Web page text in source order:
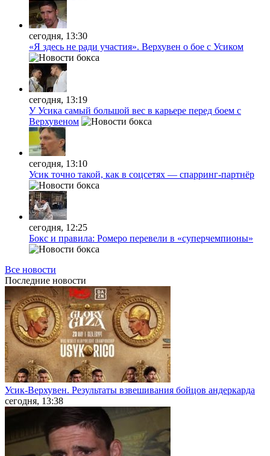
сегодня, 13:30
«Я здесь не ради участия». Верхувен о бое с Усиком
сегодня, 13:19
У Усика самый большой вес в карьере перед боем с
Верхувеном
сегодня, 13:10
Усик точно такой, как в соцсетях — спарринг-партнёр
сегодня, 12:25
Бокс и правила: Ромеро перевели в «суперчемпионы»
Все новости
Последние новости
Усик-Верхувен. Результаты взвешивания бойцов андеркарда
сегодня, 13:38